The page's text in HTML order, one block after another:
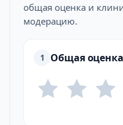
общая оценка и
модерацию.
1 Общая оценка